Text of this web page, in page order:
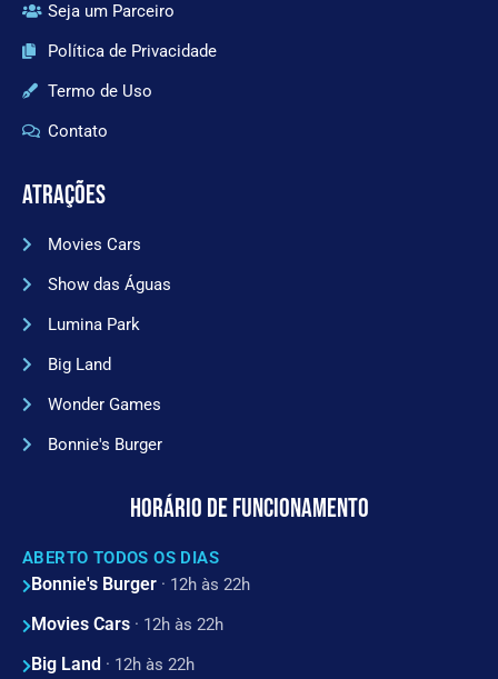
Seja um Parceiro
Política de Privacidade
Termo de Uso
Contato
ATRAÇÕES
Movies Cars
Show das Águas
Lumina Park
Big Land
Wonder Games
Bonnie's Burger
HORÁRIO DE FUNCIONAMENTO
ABERTO TODOS OS DIAS
Bonnie's Burger · 12h às 22h
Movies Cars · 12h às 22h
Big Land · 12h às 22h